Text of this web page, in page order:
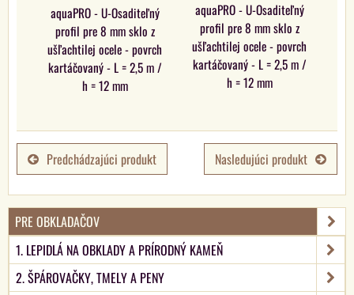
aquaPRO - U-Osaditeľný
profil pre 8 mm sklo z
ušľachtilej ocele - povrch
kartáčovaný - L = 2,5 m /
h = 12 mm
aquaPRO - U-Osaditeľný
profil pre 8 mm sklo z
ušľachtilej ocele - povrch
kartáčovaný - L = 2,5 m /
h = 12 mm
Predchádzajúci produkt Nasledujúci produkt
PRE OBKLADAČOV
1. LEPIDLÁ NA OBKLADY A PRÍRODNÝ KAMEŇ
2. ŠPÁROVAČKY, TMELY A PENY